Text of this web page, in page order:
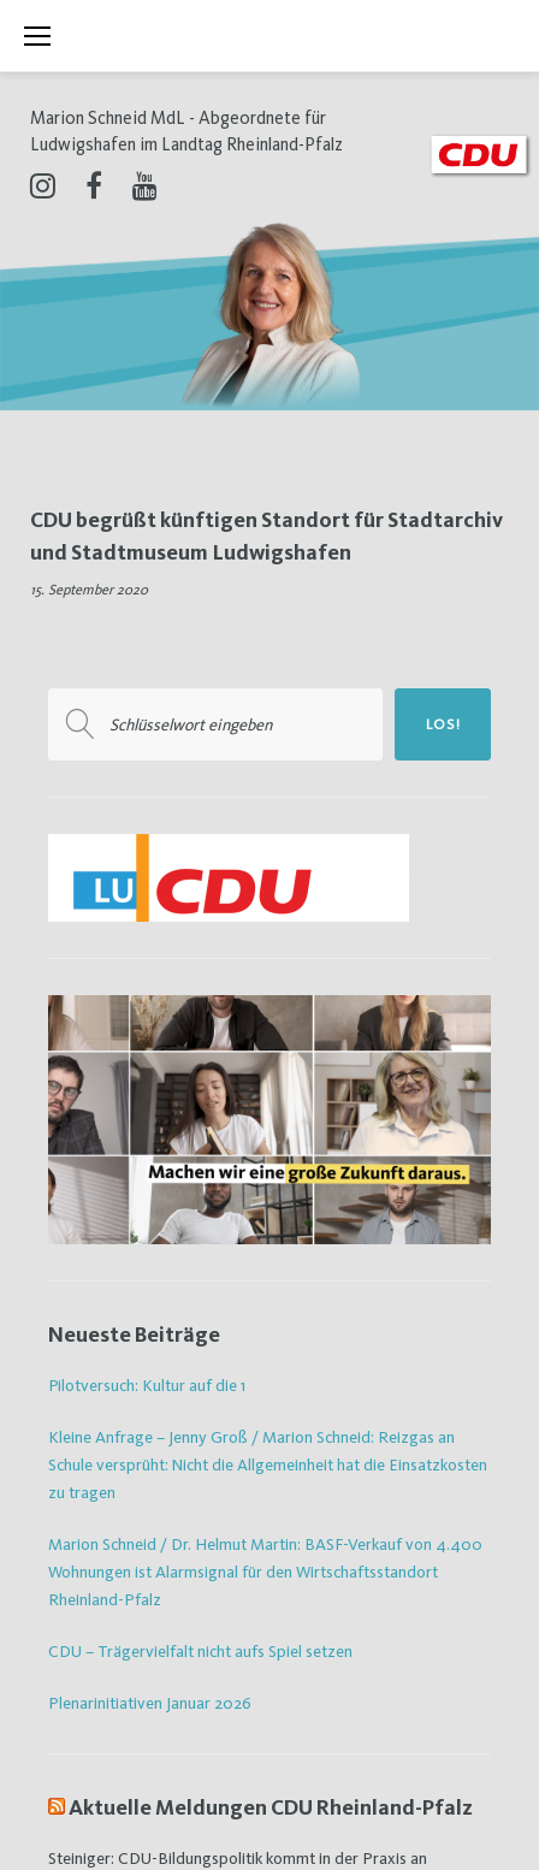
Inhalt
Marion Schneid MdL - Abgeordnete für
Ludwigshafen im Landtag Rheinland-Pfalz
Schlagwort:
Stadtarchiv
CDU begrüßt künftigen Standort für Stadtarchiv
und Stadtmuseum Ludwigshafen
15. September 2020
nach:
LOS!
Neueste Beiträge
Pilotversuch: Kultur auf die 1
Kleine Anfrage – Jenny Groß / Marion Schneid: Reizgas an
Schule versprüht: Nicht die Allgemeinheit hat die Einsatzkosten
zu tragen
Marion Schneid / Dr. Helmut Martin: BASF-Verkauf von 4.400
Wohnungen ist Alarmsignal für den Wirtschaftsstandort
Rheinland-Pfalz
CDU – Trägervielfalt nicht aufs Spiel setzen
Plenarinitiativen Januar 2026
Aktuelle Meldungen CDU Rheinland-Pfalz
Steiniger: CDU-Bildungspolitik kommt in der Praxis an